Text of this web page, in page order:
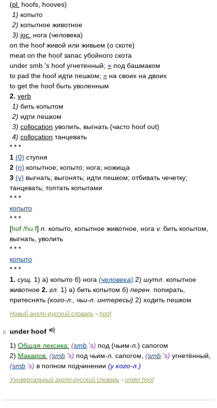
(pl. hoofs, hooves)
1) копыто
2) копытное животное
3) joc. нога (человека)
on the hoof живой или живьем (о скоте)
meat on the hoof запас убойного скота
under smb.'s hoof угнетенный; = под башмаком
to pad the hoof идти пешком; = на своих на двоих
to get the hoof быть уволенным
2. verb
1) бить копытом
2) идти пешком
3) collocation уволить, выгнать (часто hoof out)
4) collocation танцевать
* * *
1 (0) ступня
2 (n) копытное; копыто; нога; ножища
3 (v) выгнать; выгонять; идти пешком; отбивать чечетку;
танцевать; топтать копытами
* * *
копыто
* * *
[hʊf /huːf] n. копыто, копытное животное, нога v. бить копытом,
выгнать, уволить
* * *
копыто
* * *
1. сущ. 1) а) копыто б) нога (человека) 2) шутл. копытное
животное 2. гл. 1) а) бить копытом б) перен. попирать,
притеснять (кого-л., чьи-л. интересы) 2) ходить пешком
Новый англо-русский словарь > hoof
8
under hoof
1) Общая лексика: (smb .'s) под (чьим-л.) сапогом
2) Макаров: (smb .'s) под чьим-л. сапогом, (smb .'s) угнетённый,
(smb .'s) в полном подчинении (у кого-л.)
Универсальный англо-русский словарь > under hoof